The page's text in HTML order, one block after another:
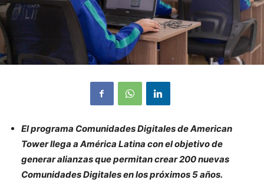
El programa Comunidades Digitales de American
Tower llega a América Latina con el objetivo de
generar alianzas que permitan crear 200 nuevas
Comunidades Digitales en los próximos 5 años.